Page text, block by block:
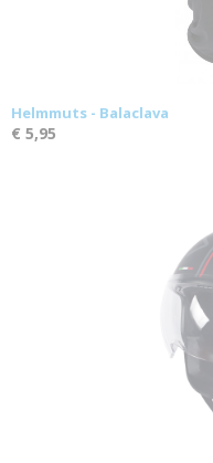
Helmmuts - Balaclava
€ 5,95